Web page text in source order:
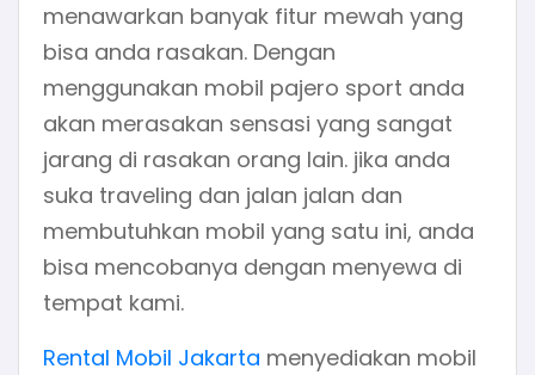
menawarkan banyak fitur mewah yang
bisa anda rasakan. Dengan
menggunakan mobil pajero sport anda
akan merasakan sensasi yang sangat
jarang di rasakan orang lain. jika anda
suka traveling dan jalan jalan dan
membutuhkan mobil yang satu ini, anda
bisa mencobanya dengan menyewa di
tempat kami.
Rental Mobil Jakarta menyediakan mobil